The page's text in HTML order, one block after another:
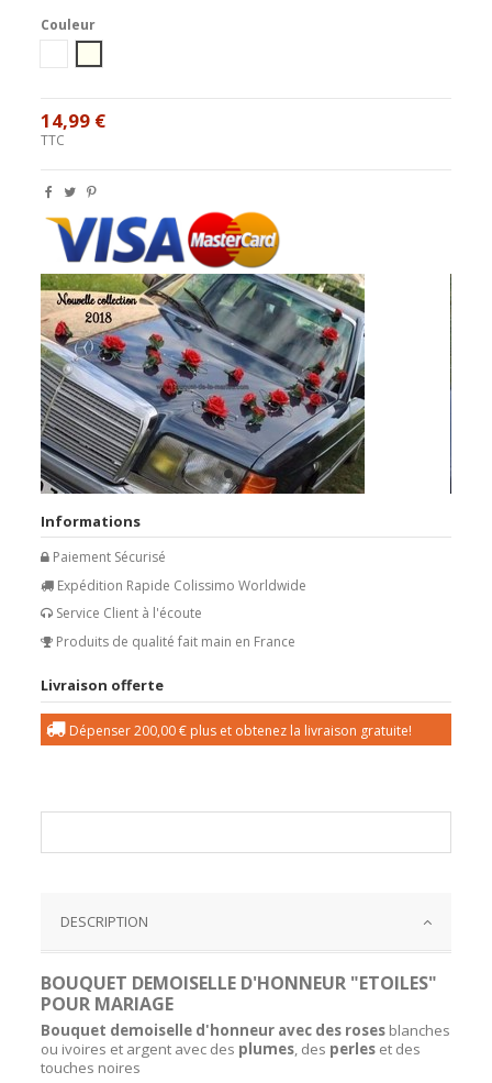
Couleur
14,99 €
TTC
Informations
Paiement Sécurisé
Expédition Rapide Colissimo Worldwide
Service Client à l'écoute
Produits de qualité fait main en France
Livraison offerte
Dépenser200,00 € plus et obtenez la livraison gratuite!
DESCRIPTION
BOUQUET DEMOISELLE D'HONNEUR "ETOILES"
POUR MARIAGE
Bouquet demoiselle d'honneur avec des roses blanches
ou ivoires et argent avec des plumes, des perles et des
touches noires